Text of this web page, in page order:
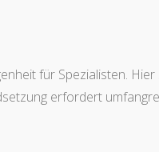
für Spezialisten. Hier
erfordert